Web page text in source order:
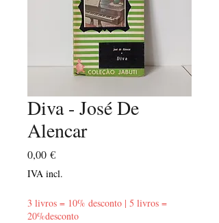
Diva - José De
Alencar
0,00 €Preço
IVA incl.
3 livros = 10% desconto | 5 livros =
20%desconto